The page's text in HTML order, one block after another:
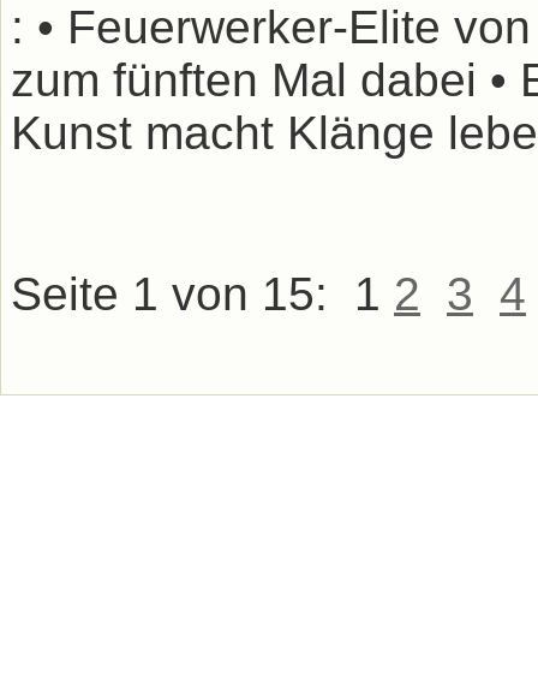
: • Feuerwerker-Elite
zum fünften Mal dabei •
Kunst macht Klänge
Seite 1 von 15: 1 2 3 4